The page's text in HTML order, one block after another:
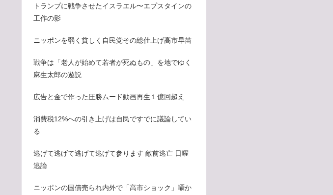
トランプに戦争させたイスラエル〜エプスタインの
工作の影
ニッポンを弱く貧しく自民党その総仕上げ高市早苗
戦争は「老人が始めて若者が死ぬもの」を地でゆく
麻生太郎の遊説
広告と金で作った圧勝ムード動画再生１億回超え
消費税12%への引き上げは自民ですでに議論してい
る
逃げて逃げて逃げて逃げて参ります 敵前逃亡 日曜
逃論
ニッポンの国債売られ内外で「高市ショック」囁か